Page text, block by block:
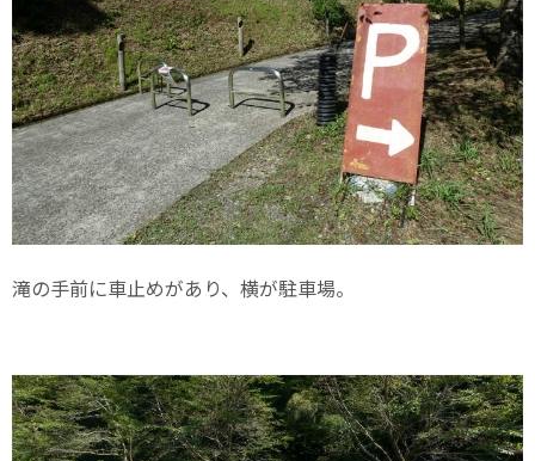
滝の手前に車止めがあり、横が駐車場。